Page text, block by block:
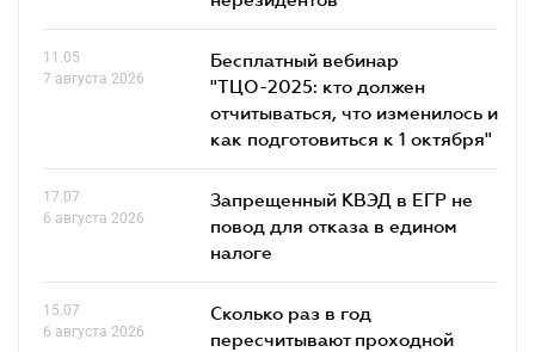
11.05
7 августа 2026
Бесплатный вебинар
"ТЦО-2025: кто должен
отчитываться, что изменилось и
как подготовиться к 1 октября"
17.07
6 августа 2026
Запрещенный КВЭД в ЕГР не
повод для отказа в едином
налоге
15.07
6 августа 2026
Сколько раз в год
пересчитывают проходной